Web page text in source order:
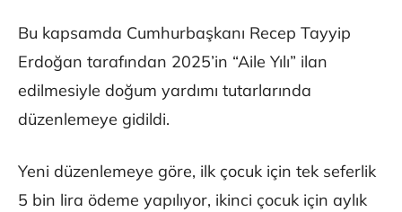
Bu kapsamda Cumhurbaşkanı Recep Tayyip
Erdoğan tarafından 2025’in “Aile Yılı” ilan
edilmesiyle doğum yardımı tutarlarında
düzenlemeye gidildi.
Yeni düzenlemeye göre, ilk çocuk için tek seferlik
5 bin lira ödeme yapılıyor, ikinci çocuk için aylık